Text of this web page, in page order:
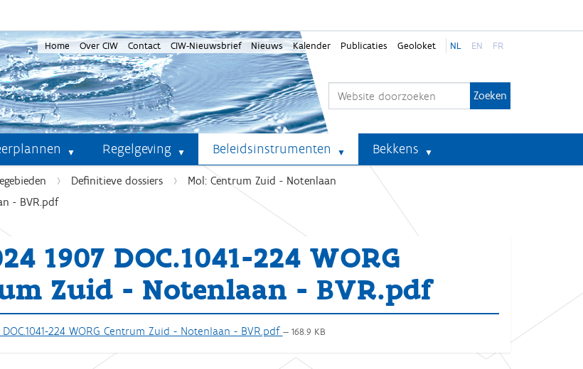
Home Over CIW Contact CIW-Nieuwsbrief Nieuws Kalender Publicaties Geoloket NL EN FR
Regelgeving Beleidsinstrumenten Bekkens
Definitieve dossiers
Mol: Centrum Zuid - Notenlaan
- BVR.pdf
1907 DOC.1041-224 WORG
Zuid - Notenlaan - BVR.pdf
DOC.1041-224 WORG Centrum Zuid - Notenlaan - BVR.pdf — 168.9 KB